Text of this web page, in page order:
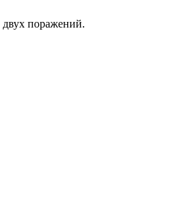
двух поражений.